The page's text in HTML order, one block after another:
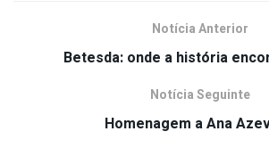
Notícia Anterior
Betesda: onde a história
Notícia Seguinte
Homenagem a Ana